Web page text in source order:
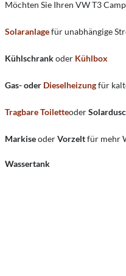
Möchten Sie Ihren VW T3
Solaranlagefür unabhängige
Kühlschrankoder Kühlbox
Gas- oder Dieselheizungfür
Tragbare Toiletteoder
MarkiseoderVorzeltfür mehr
Wassertank